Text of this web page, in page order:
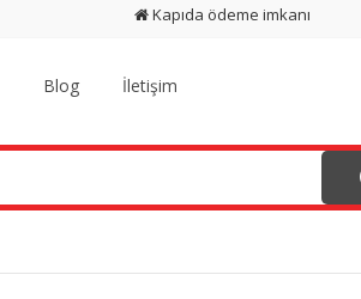
Kapıda ödeme imkanı
Blog İletişim